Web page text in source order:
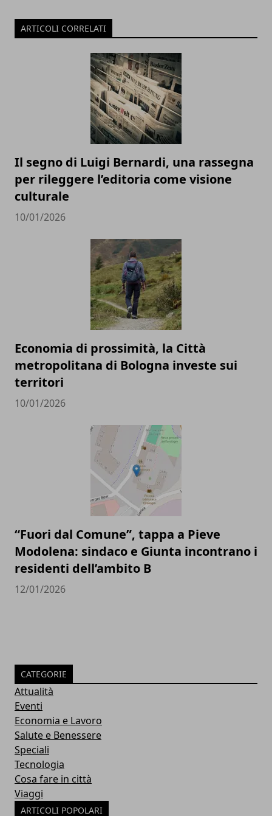
ARTICOLI CORRELATI
Il segno di Luigi Bernardi, una rassegna
per rileggere l’editoria come visione
culturale
10/01/2026
Economia di prossimità, la Città
metropolitana di Bologna investe sui
territori
10/01/2026
“Fuori dal Comune”, tappa a Pieve
Modolena: sindaco e Giunta incontrano i
residenti dell’ambito B
12/01/2026
CATEGORIE
Attualità
Eventi
Economia e Lavoro
Salute e Benessere
Speciali
Tecnologia
Cosa fare in città
Viaggi
ARTICOLI POPOLARI